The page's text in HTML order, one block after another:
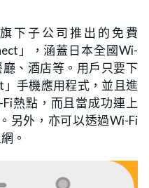
下子公司推出的免費
」，涵蓋日本全國Wi-
、酒店等。用戶只要下
」手機應用程式，並且進
熱點，而且當成功連上
另外，亦可以透過Wi-Fi
。